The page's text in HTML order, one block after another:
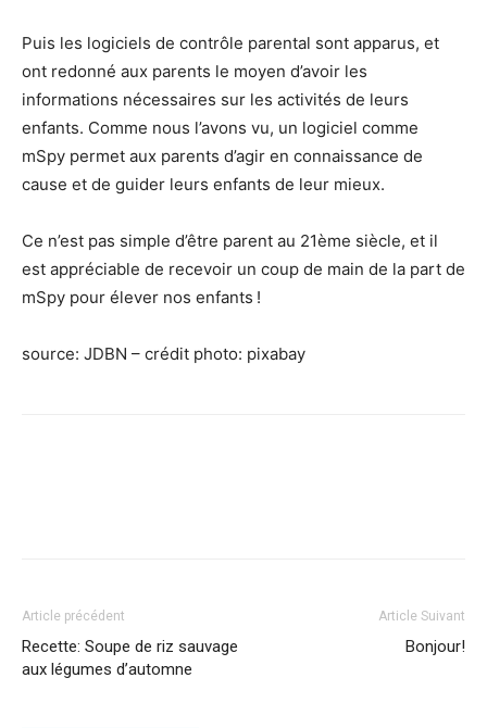
Puis les logiciels de contrôle parental sont apparus, et
ont redonné aux parents le moyen d’avoir les
informations nécessaires sur les activités de leurs
enfants. Comme nous l’avons vu, un logiciel comme
mSpy permet aux parents d’agir en connaissance de
cause et de guider leurs enfants de leur mieux.
Ce n’est pas simple d’être parent au 21ème siècle, et il
est appréciable de recevoir un coup de main de la part de
mSpy pour élever nos enfants !
source: JDBN – crédit photo: pixabay
Article précédent
Recette: Soupe de riz sauvage
aux légumes d’automne
Article Suivant
Bonjour!